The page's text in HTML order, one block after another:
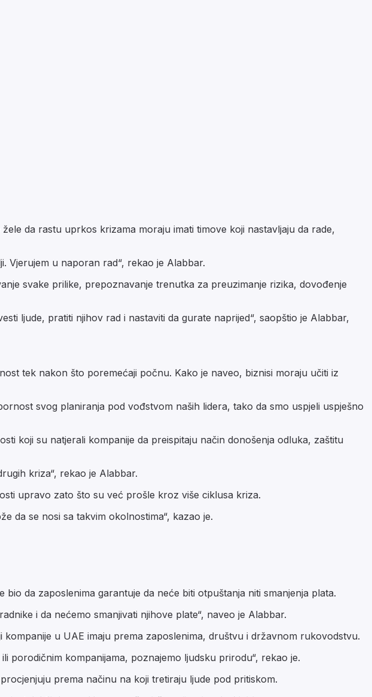
da rastu uprkos krizama moraju imati timove koji nastavljaju da rade,
Vjerujem u naporan rad“, rekao je Alabbar.
svake prilike, prepoznavanje trenutka za preuzimanje rizika, dovođenje
ljude, pratiti njihov rad i nastaviti da gurate naprijed“, saopštio je Alabbar,
tek nakon što poremećaji počnu. Kako je naveo, biznisi moraju učiti iz
svog planiranja pod vođstvom naših lidera, tako da smo uspjeli uspješno
koji su natjerali kompanije da preispitaju način donošenja odluka, zaštitu
kriza“, rekao je Alabbar.
upravo zato što su već prošle kroz više ciklusa kriza.
da se nosi sa takvim okolnostima“, kazao je.
da zaposlenima garantuje da neće biti otpuštanja niti smanjenja plata.
i da nećemo smanjivati njihove plate“, naveo je Alabbar.
u UAE imaju prema zaposlenima, društvu i državnom rukovodstvu.
porodičnim kompanijama, poznajemo ljudsku prirodu“, rekao je.
prema načinu na koji tretiraju ljude pod pritiskom.